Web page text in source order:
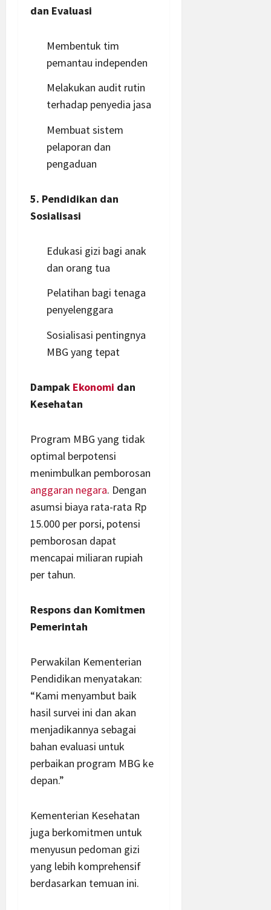
dan Evaluasi
Membentuk tim
pemantau independen
Melakukan audit rutin
terhadap penyedia jasa
Membuat sistem
pelaporan dan
pengaduan
5. Pendidikan dan
Sosialisasi
Edukasi gizi bagi anak
dan orang tua
Pelatihan bagi tenaga
penyelenggara
Sosialisasi pentingnya
MBG yang tepat
Dampak Ekonomi dan
Kesehatan
Program MBG yang tidak
optimal berpotensi
menimbulkan pemborosan
anggaran negara. Dengan
asumsi biaya rata-rata Rp
15.000 per porsi, potensi
pemborosan dapat
mencapai miliaran rupiah
per tahun.
Respons dan Komitmen
Pemerintah
Perwakilan Kementerian
Pendidikan menyatakan:
“Kami menyambut baik
hasil survei ini dan akan
menjadikannya sebagai
bahan evaluasi untuk
perbaikan program MBG ke
depan.”
Kementerian Kesehatan
juga berkomitmen untuk
menyusun pedoman gizi
yang lebih komprehensif
berdasarkan temuan ini.